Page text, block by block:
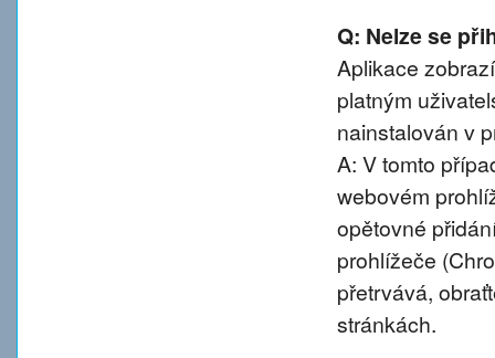
Q: Nelze se
Aplikace
platným
nainstalován v
A: V tomto
webovém
opětovné
prohlížeče
přetrvává,
stránkách.